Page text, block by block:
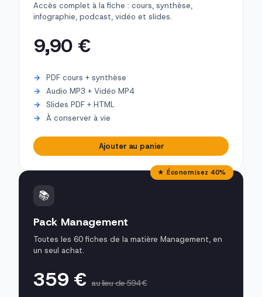
Accès complet à la fiche : cours, synthèse,
infographie, podcast, vidéo et slides.
9,90 €
PDF cours + synthèse
Audio MP3 + Vidéo MP4
Slides PDF + HTML
À conserver à vie
Ajouter au panier
★ Économisez 40%
📚
Pack Management
Toutes les 60 fiches de la matière Management, en
un seul achat.
359 €au lieu de 594 €